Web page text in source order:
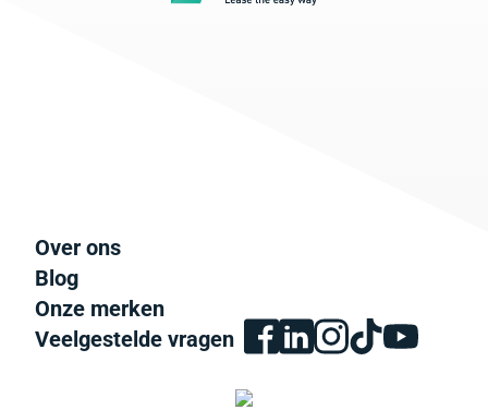
Over ons
Blog
Onze merken
Veelgestelde vragen